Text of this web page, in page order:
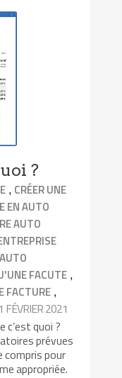
?
, CRÉER UNE
EN AUTO
AUTO
FACUTE ,
FACTURE ,
FÉVRIER 2021
c’est quoi ?
prévues
compris pour
appropriée.